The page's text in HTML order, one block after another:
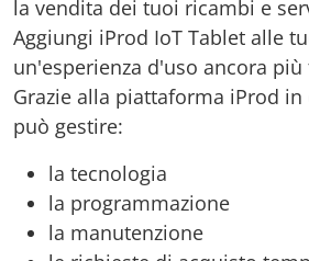
la vendita dei tuoi ricambi e
Aggiungi iProd IoT Tablet alle
un'esperienza d'uso ancora
Grazie alla piattaforma iProd
può gestire:
la tecnologia
la programmazione
la manutenzione